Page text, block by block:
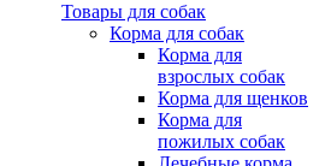
Товары для собак
Корма для собак
Корма для
взрослых собак
Корма для щенков
Корма для
пожилых собак